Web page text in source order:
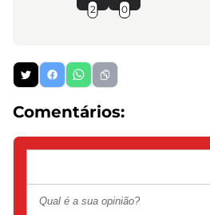
2 0
Comentários: